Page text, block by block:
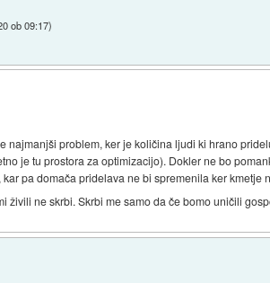
ob 09:17)
najmanjši problem, ker je količina ljudi ki hrano
je tu prostora za optimizacijo). Dokler ne bo
pa domača pridelava ne bi spremenila ker
živili ne skrbi. Skrbi me samo da če bomo uničili